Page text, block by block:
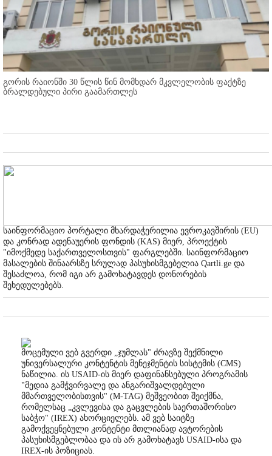
გორის რაიონში 30 წლის წინ მომხდარ მკვლელობის ფაქტზე
ბრალდებული პირი გაამართლეს
საინფორმაციო პორტალი მხარდაჭერილია ევროკავშირის (EU)
და კონრად ადენაუერის ფონდის (KAS) მიერ, პროექტის
"იმოქმედე საქართველოსთვის" ფარგლებში. საინფორმაციო
მასალების შინაარსზე სრულად პასუხისმგებელია Qartli.ge და
შესაძლოა, რომ იგი არ გამოხატავდეს დონორების
შეხედულებებს.
მოცემული ვებ გვერდი „ჯუმლას" ძრავზე შექმნილი
უნივერსალური კონტენტის მენეჯმენტის სისტემის (CMS)
ნაწილია. ის USAID-ის მიერ დაფინანსებული პროგრამის
"მედია გამჭვირვალე და ანგარიშვალდებული
მმართველობისთვის" (M-TAG) მეშვეობით შეიქმნა,
რომელსაც „კვლევისა და გაცვლების საერთაშორისო
საბჭო" (IREX) ახორციელებს. ამ ვებ საიტზე
გამოქვეყნებული კონტენტი მთლიანად ავტორების
პასუხისმგებლობაა და ის არ გამოხატავს USAID-ისა და
IREX-ის პოზიციას.